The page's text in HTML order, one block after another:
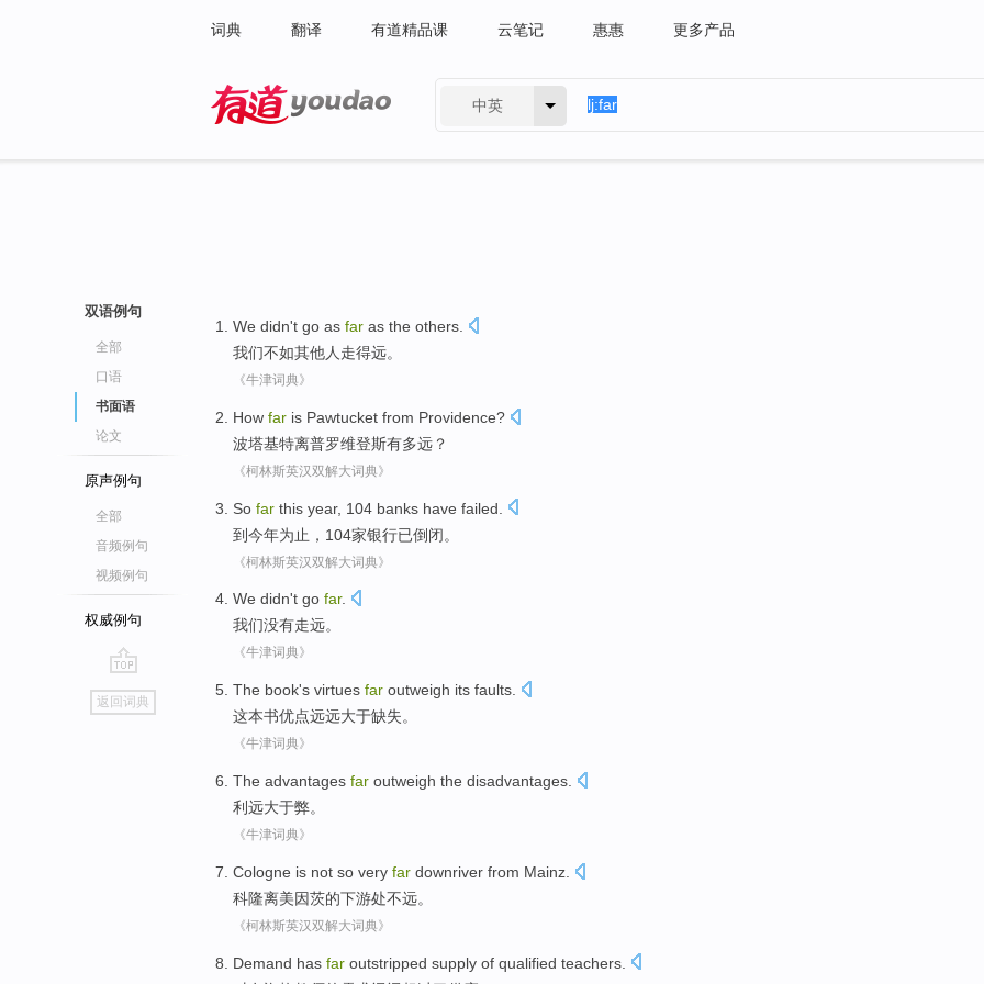
词典 翻译 有道精品课 云笔记 惠惠 更多产品
中英
双语例句
全部
口语
书面语
论文
原声例句
全部
音频例句
视频例句
权威例句
go
top
返回词典
We didn't go as far as the others
我们不如其他人 走得远。
《牛津词典》
How far is Pawtucket from Providence?
波塔基特离普罗维登斯有多远 ？
《柯林斯英汉双解大词典》
So far this year, 104 banks have failed
到今年为止 ，104家银行已倒闭。
《柯林斯英汉双解大词典》
We didn't go far.
我们没有走远。
《牛津词典》
The book's virtues far outweigh its faults
这本书优点远远大于缺失。
《牛津词典》
The advantages far outweigh the disadvantages
利 远大于弊。
《牛津词典》
Cologne is not so very far downriver from Mainz
科隆离美因茨的下游处不远。
《柯林斯英汉双解大词典》
Demand has far outstripped supply of qualified teachers